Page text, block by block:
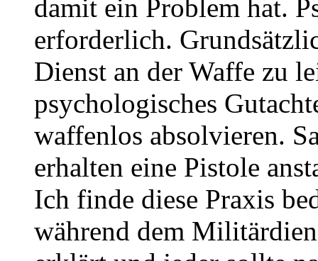
damit ein Problem hat.
erforderlich.
Dienst an der Waffe zu
psychologisches
waffenlos absolvieren.
erhalten eine Pistole
Ich finde diese Praxis
während dem